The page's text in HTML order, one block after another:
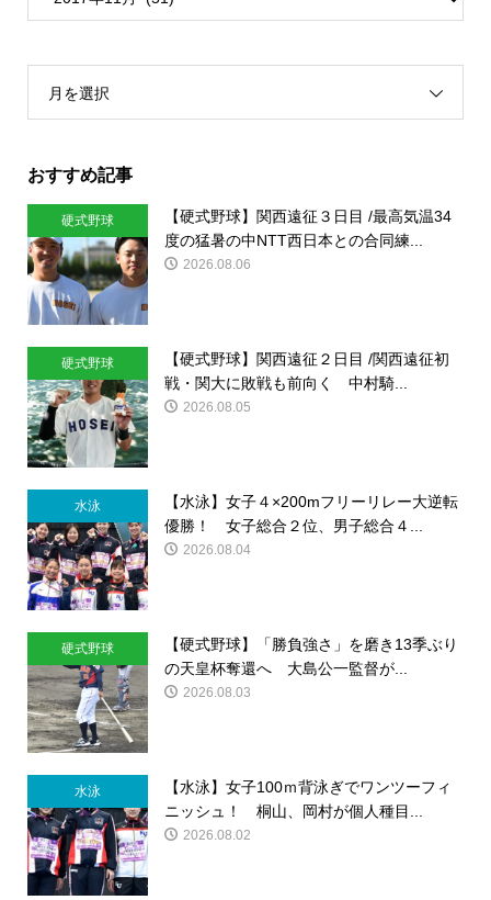
月を選択
おすすめ記事
硬式野球
【硬式野球】関西遠征３日目 /最高気温34
度の猛暑の中NTT西日本との合同練...
2026.08.06
硬式野球
【硬式野球】関西遠征２日目 /関西遠征初
戦・関大に敗戦も前向く 中村騎...
2026.08.05
水泳
【水泳】女子４×200mフリーリレー大逆転
優勝！ 女子総合２位、男子総合４...
2026.08.04
硬式野球
【硬式野球】「勝負強さ」を磨き13季ぶり
の天皇杯奪還へ 大島公一監督が...
2026.08.03
水泳
【水泳】女子100ｍ背泳ぎでワンツーフィ
ニッシュ！ 桐山、岡村が個人種目...
2026.08.02